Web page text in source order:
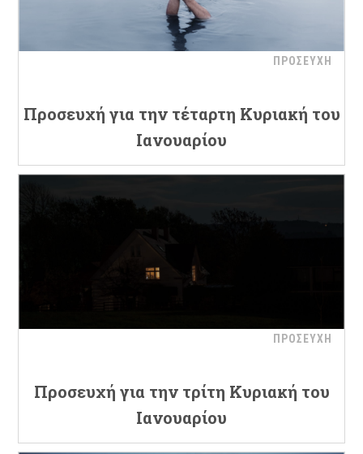
ΠΡΟΣΕΥΧΗ
Προσευχή για την τέταρτη Κυριακή του
Ιανουαρίου
ΠΡΟΣΕΥΧΗ
Προσευχή για την τρίτη Κυριακή του
Ιανουαρίου